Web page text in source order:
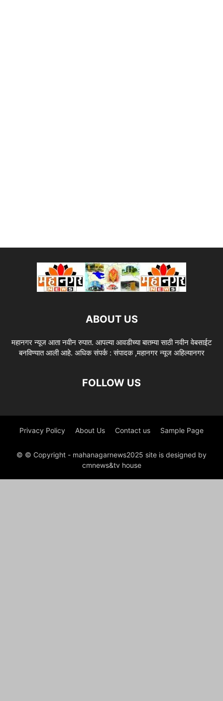
ABOUT US
महानगर न्यूज आता नवीन रुपात. आपल्या आवडीच्या बातम्या साठी नवीन वेबसाईट
बनविण्यात आली आहे. अधिक संपर्क : संपादक ,महानगर न्यूज अहिल्यानगर
FOLLOW US
Privacy Policy About Us Contact us Sample Page
© © Copyright - mahanagarnews2025 site is designed by
cmnews&tv house